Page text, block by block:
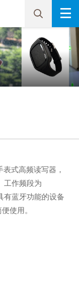
式高频读写器，
工作频段为
有蓝牙功能的设备
使用。